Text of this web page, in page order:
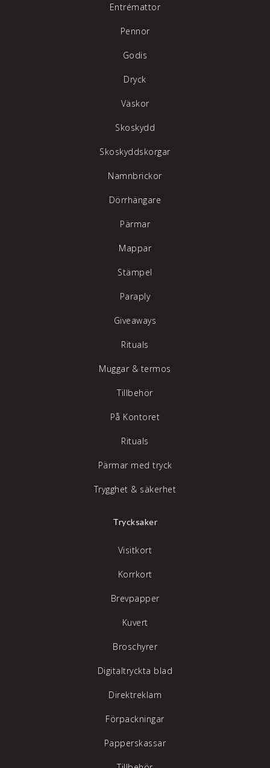
Entrémattor
Pennor
Godis
Dryck
Väskor
Skoskydd
Skoskyddskorgar
Namnbrickor
Dörrhängare
Pärmar
Mappar
Stämpel
Paraply
Giveaways
Rituals
Muggar & termos
Tillbehör
På Kontoret
Rituals
Pärmar med tryck
Trygghet & säkerhet
Trycksaker
Visitkort
Korrkort
Brevpapper
Kuvert
Broschyrer
Digitaltryckta blad
Direktreklam
Förpackningar
Papperskassar